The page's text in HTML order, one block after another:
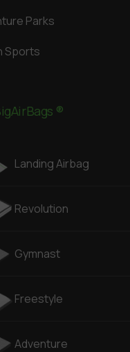
Parks
Sports
®
Landing Airbag
Revolution
Gymnast
Freestyle
Adventure